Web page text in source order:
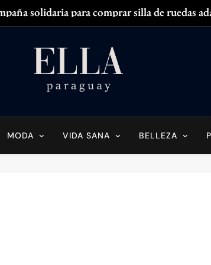
solidaria para comprar silla de ruedas
Zendaya
MODA VIDA SANA BELLEZA